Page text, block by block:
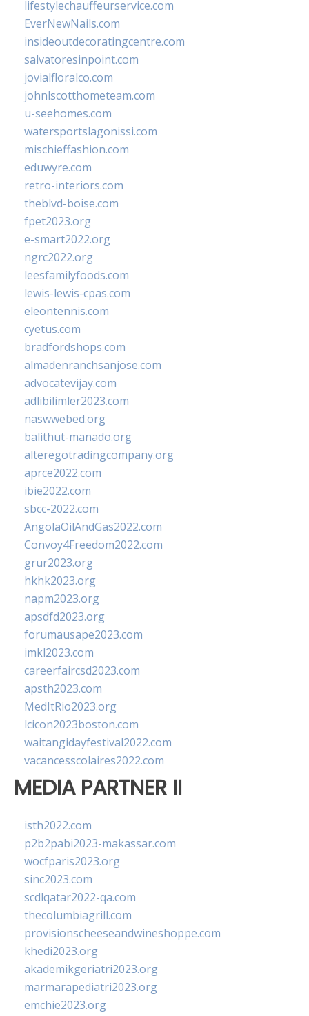
lifestylechauffeurservice.com
EverNewNails.com
insideoutdecoratingcentre.com
salvatoresinpoint.com
jovialfloralco.com
johnlscotthometeam.com
u-seehomes.com
watersportslagonissi.com
mischieffashion.com
eduwyre.com
retro-interiors.com
theblvd-boise.com
fpet2023.org
e-smart2022.org
ngrc2022.org
leesfamilyfoods.com
lewis-lewis-cpas.com
eleontennis.com
cyetus.com
bradfordshops.com
almadenranchsanjose.com
advocatevijay.com
adlibilimler2023.com
naswwebed.org
balithut-manado.org
alteregotradingcompany.org
aprce2022.com
ibie2022.com
sbcc-2022.com
AngolaOilAndGas2022.com
Convoy4Freedom2022.com
grur2023.org
hkhk2023.org
napm2023.org
apsdfd2023.org
forumausape2023.com
imkl2023.com
careerfaircsd2023.com
apsth2023.com
MedItRio2023.org
lcicon2023boston.com
waitangidayfestival2022.com
vacancesscolaires2022.com
MEDIA PARTNER II
isth2022.com
p2b2pabi2023-makassar.com
wocfparis2023.org
sinc2023.com
scdlqatar2022-qa.com
thecolumbiagrill.com
provisionscheeseandwineshoppe.com
khedi2023.org
akademikgeriatri2023.org
marmarapediatri2023.org
emchie2023.org